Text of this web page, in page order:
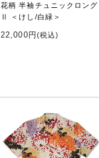
花柄 半袖チュニックロング
Ⅱ ＜けし/白緑＞
22,000円 (税込)